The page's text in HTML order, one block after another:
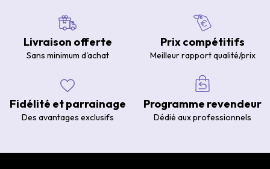
Livraison offerte
Sans minimum d'achat
Prix compétitifs
Meilleur rapport qualité/prix
Fidélité et parrainage
Des avantages exclusifs
Programme revendeur
Dédié aux professionnels